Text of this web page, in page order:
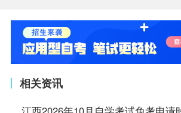
相关资讯